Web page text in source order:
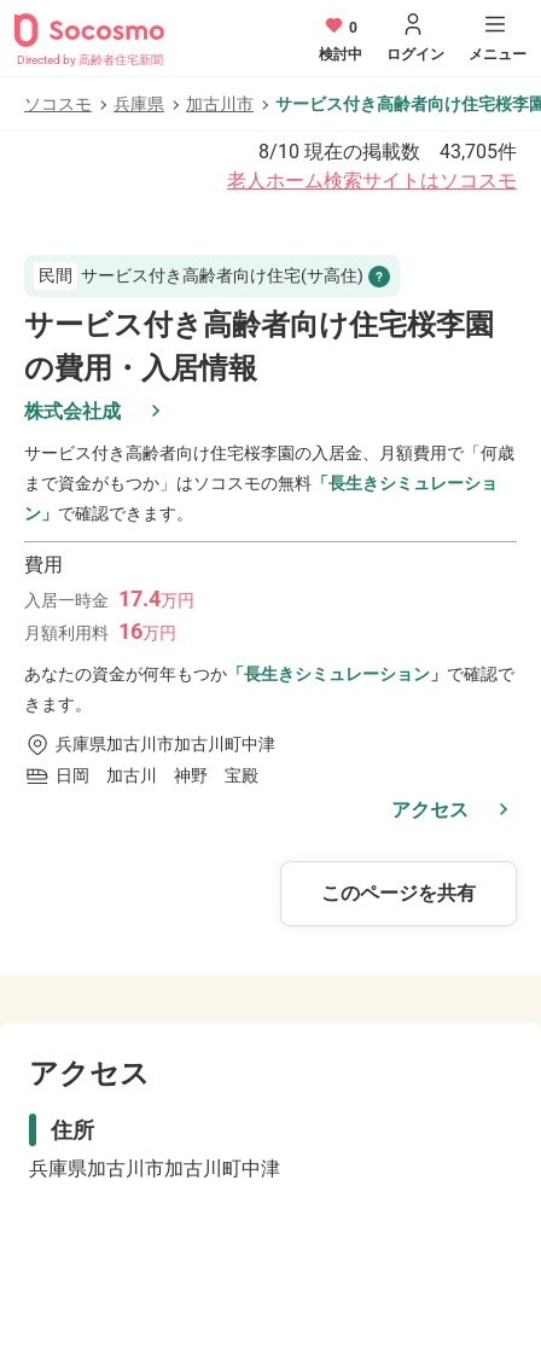
Directed by 高齢者住宅新聞
0
検討中
ログイン メニュー
ソコスモ 兵庫県 加古川市 サービス付き高齢者向け住宅桜李
8/10 現在の掲載数 43,705件
老人ホーム検索サイトはソコスモ
民間 サービス付き高齢者向け住宅(サ高住)
サービス付き高齢者向け住宅桜李園
の費用・入居情報
株式会社成
サービス付き高齢者向け住宅桜李園の入居金、月額費用で「何歳
まで資金がもつか」はソコスモの無料 「長生きシミュレーショ
ン」 で確認できます。
費用
入居一時金 17.4万円
月額利用料 16万円
あなたの資金が何年もつか 「長生きシミュレーション」 で確認で
きます。
兵庫県加古川市加古川町中津
日岡 加古川 神野 宝殿
アクセス
このページを共有
アクセス
住所
兵庫県加古川市加古川町中津